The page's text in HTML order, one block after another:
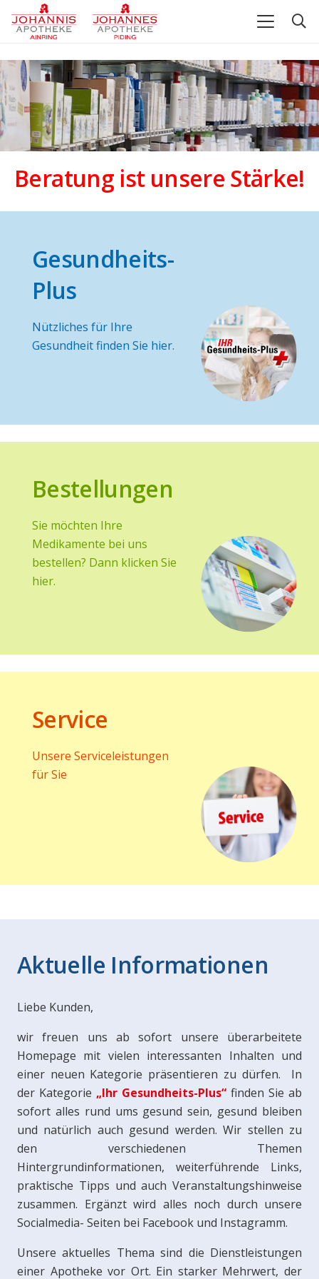
Beratung ist unsere Stärke!
Gesundheits-
Plus
Nützliches für Ihre
Gesundheit finden Sie hier.
Bestellungen
Sie möchten Ihre
Medikamente bei uns
bestellen? Dann klicken Sie
hier.
Service
Unsere Serviceleistungen
für Sie
Aktuelle Informationen
Liebe Kunden,
wir freuen uns ab sofort unsere überarbeitete
Homepage mit vielen interessanten Inhalten und
einer neuen Kategorie präsentieren zu dürfen. In
der Kategorie „Ihr Gesundheits-Plus“ finden Sie ab
sofort alles rund ums gesund sein, gesund bleiben
und natürlich auch gesund werden. Wir stellen zu
den verschiedenen Themen
Hintergrundinformationen, weiterführende Links,
praktische Tipps und auch Veranstaltungshinweise
zusammen. Ergänzt wird alles noch durch unsere
Socialmedia- Seiten bei Facebook und Instagramm.
Unsere aktuelles Thema sind die Dienstleistungen
einer Apotheke vor Ort. Ein starker Mehrwert, der